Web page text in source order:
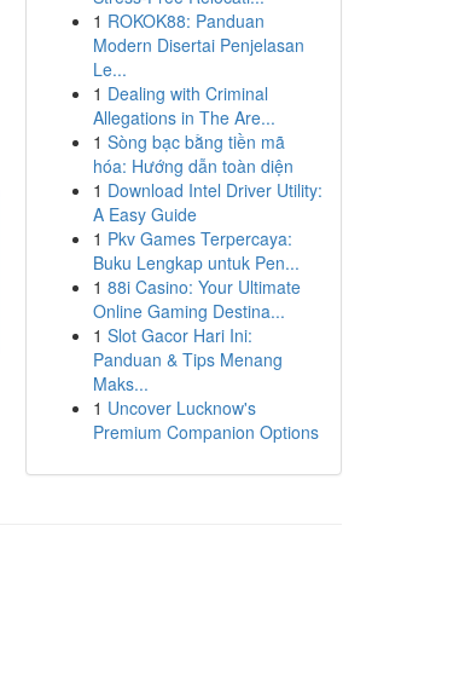
1 ROKOK88: Panduan
Modern Disertai Penjelasan
Le...
1 Dealing with Criminal
Allegations in The Are...
1 Sòng bạc bằng tiền mã
hóa: Hướng dẫn toàn diện
1 Download Intel Driver Utility:
A Easy Guide
1 Pkv Games Terpercaya:
Buku Lengkap untuk Pen...
1 88i Casino: Your Ultimate
Online Gaming Destina...
1 Slot Gacor Hari Ini:
Panduan & Tips Menang
Maks...
1 Uncover Lucknow's
Premium Companion Options